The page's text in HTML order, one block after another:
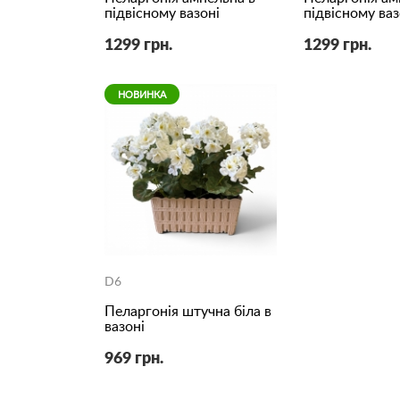
підвісному вазоні
1299 грн.
підвісному
1299 грн.
НОВИНКА
D6
Пеларгонія штучна біла в
вазоні
969 грн.